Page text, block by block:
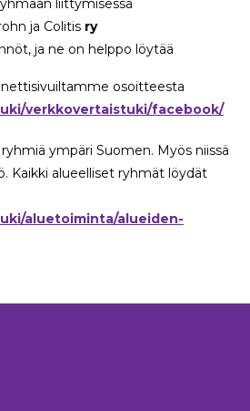
liittymisessä
ja Colitis ry
ja ne on helppo löytää
osoitteesta
verkkovertaistuki/facebook/
ympäri Suomen. Myös niissä
Kaikki alueelliset ryhmät löydät
aluetoiminta/alueiden-